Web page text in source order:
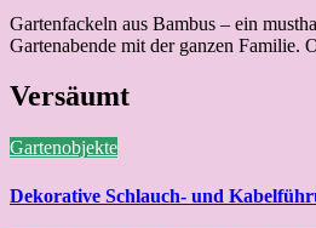
Gartenfackeln aus Bambus – ein musthave für romantische
Gartenabende mit der ganzen Familie.
Versäumt
Gartenobjekte
Dekorative Schlauch- und